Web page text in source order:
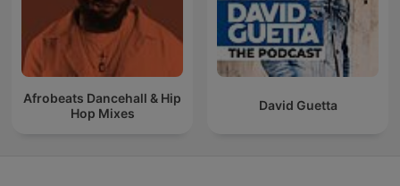
Afrobeats Dancehall & Hip
Hop Mixes
David Guetta